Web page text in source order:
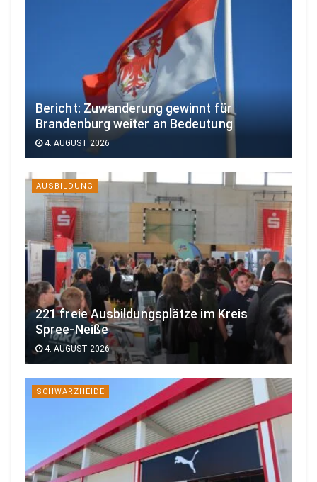
Bericht: Zuwanderung gewinnt für
Brandenburg weiter an Bedeutung
4. AUGUST 2026
AUSBILDUNG
221 freie Ausbildungsplätze im Kreis
Spree-Neiße
4. AUGUST 2026
SCHWARZHEIDE